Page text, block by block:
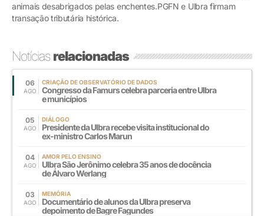
animais desabrigados pelas enchentes.PGFN e Ulbra firmam
transação tributária histórica.
Notíciasrelacionadas
06
AGO
CRIAÇÃO DE OBSERVATÓRIO DE DADOS
Congresso da Famurs celebra parceria entre Ulbra
e municípios
05
AGO
DIÁLOGO
Presidente da Ulbra recebe visita institucional do
ex-ministro Carlos Marun
04
AGO
AMOR PELO ENSINO
Ulbra São Jerônimo celebra 35 anos de docência
de Álvaro Werlang
03
AGO
MEMÓRIA
Documentário de alunos da Ulbra preserva
depoimento de Bagre Fagundes